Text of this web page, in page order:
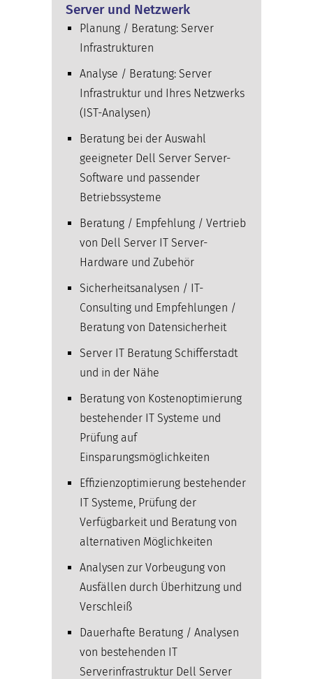
Server und Netzwerk
Planung / Beratung: Server
Infrastrukturen
Analyse / Beratung: Server
Infrastruktur und Ihres Netzwerks
(IST-Analysen)
Beratung bei der Auswahl
geeigneter Dell Server Server-
Software und passender
Betriebssysteme
Beratung / Empfehlung / Vertrieb
von Dell Server IT Server-
Hardware und Zubehör
Sicherheitsanalysen / IT-
Consulting und Empfehlungen /
Beratung von Datensicherheit
Server IT Beratung Schifferstadt
und in der Nähe
Beratung von Kostenoptimierung
bestehender IT Systeme und
Prüfung auf
Einsparungsmöglichkeiten
Effizienzoptimierung bestehender
IT Systeme, Prüfung der
Verfügbarkeit und Beratung von
alternativen Möglichkeiten
Analysen zur Vorbeugung von
Ausfällen durch Überhitzung und
Verschleiß
Dauerhafte Beratung / Analysen
von bestehenden IT
Serverinfrastruktur Dell Server